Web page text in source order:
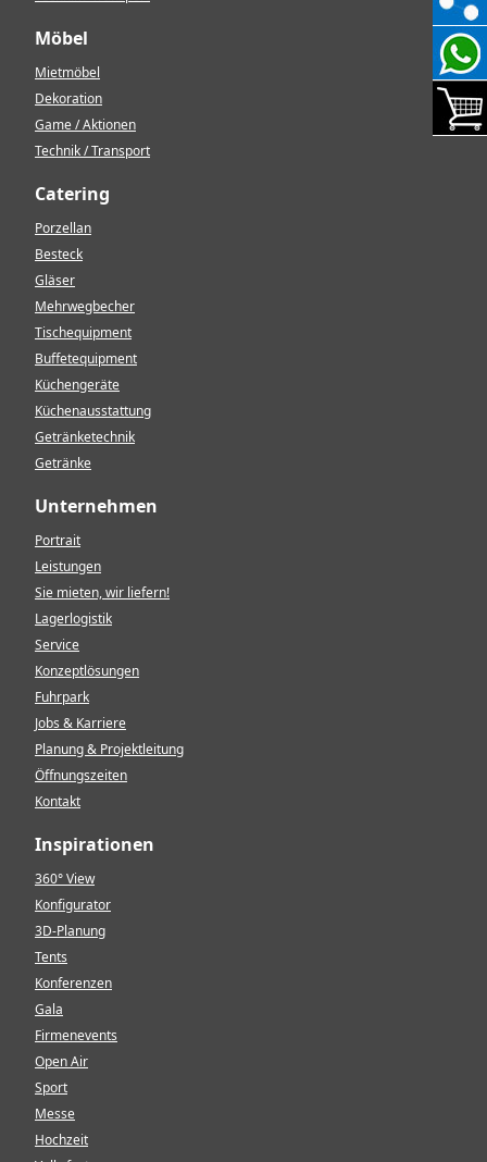
Möbel
Mietmöbel
Dekoration
Game / Aktionen
Technik / Transport
Catering
Porzellan
Besteck
Gläser
Mehrwegbecher
Tischequipment
Buffetequipment
Küchengeräte
Küchenausstattung
Getränketechnik
Getränke
Unternehmen
Portrait
Leistungen
Sie mieten, wir liefern!
Lagerlogistik
Service
Konzeptlösungen
Fuhrpark
Jobs & Karriere
Planung & Projektleitung
Öffnungszeiten
Kontakt
Inspirationen
360° View
Konfigurator
3D-Planung
Tents
Konferenzen
Gala
Firmenevents
Open Air
Sport
Messe
Hochzeit